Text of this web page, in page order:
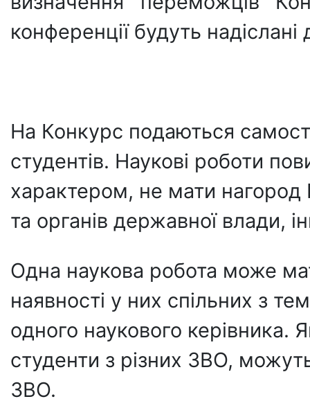
конференції будуть надіслані
На Конкурс подаються
студентів. Наукові роботи
характером, не мати нагород
та органів державної влади,
Одна наукова робота може
наявності у них спільних з
одного наукового керівника.
студенти з різних ЗВО,
ЗВО.